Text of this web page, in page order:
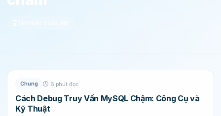
Chung 6 phút đọc
Cách Debug Truy Vấn MySQL Chậm: Công Cụ và
Kỹ Thuật